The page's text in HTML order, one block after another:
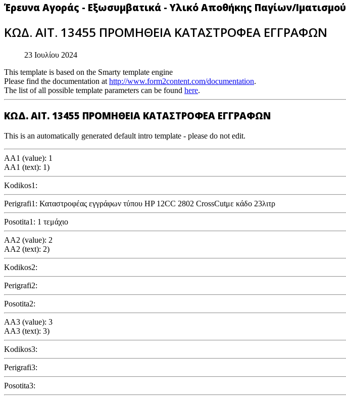
Έρευνα Αγοράς - Εξωσυμβατικά - Υλικό Αποθήκης Παγίων/Ιματισμού
ΚΩΔ. ΑΙΤ. 13455 ΠΡΟΜΗΘΕΙΑ ΚΑΤΑΣΤΡΟΦΕΑ ΕΓΓΡΑΦΩΝ
23 Ιουλίου 2024
This template is based on the Smarty template engine
Please find the documentation at http://www.form2content.com/documentation.
The list of all possible template parameters can be found here.
ΚΩΔ. ΑΙΤ. 13455 ΠΡΟΜΗΘΕΙΑ ΚΑΤΑΣΤΡΟΦΕΑ ΕΓΓΡΑΦΩΝ
This is an automatically generated default intro template - please do not edit.
AA1 (value): 1
AA1 (text): 1)
Kodikos1:
Perigrafi1: Καταστροφέας εγγράφων τύπου HP 12CC 2802 CrossCutμε κάδο 23λιτρ
Posotita1: 1 τεμάχιο
AA2 (value): 2
AA2 (text): 2)
Kodikos2:
Perigrafi2:
Posotita2:
AA3 (value): 3
AA3 (text): 3)
Kodikos3:
Perigrafi3:
Posotita3: